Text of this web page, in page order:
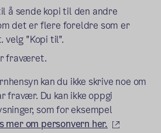
å sende kopi til den andre
det er flere foreldre som er
"Kopi til".
fraværet.
kan du ikke skrive noe om
Du kan ikke oppgi
som for eksempel
mer om personvern her. (ekstern